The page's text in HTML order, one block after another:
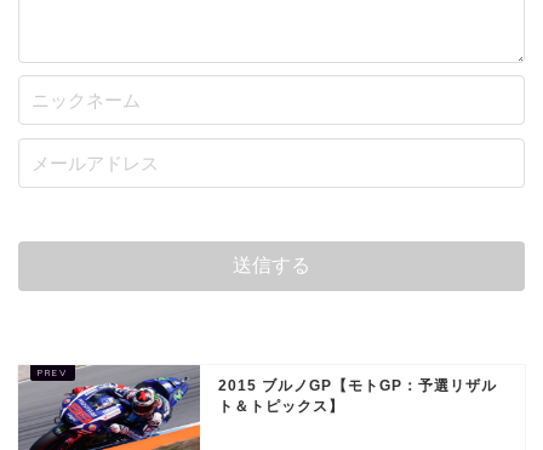
2015 ブルノGP【モトGP：予選リザル
ト＆トピックス】